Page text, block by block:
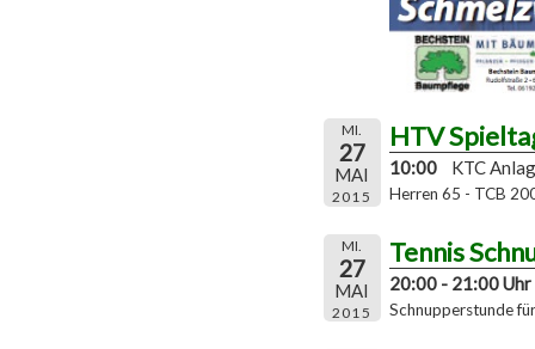
MI.
27
MAI
2015
HTV
10:00 KTC
Herren 65 - TCB
MI.
27
MAI
2015
Tennis
20:00 - 21:00 Uhr
Schnupperstunde